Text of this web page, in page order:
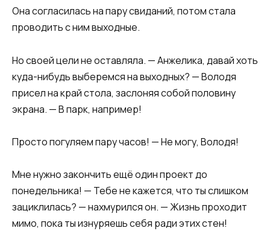
Она согласилась на пару свиданий, потом стала
проводить с ним выходные.
Но своей цели не оставляла. — Анжелика, давай хоть
куда-нибудь выберемся на выходных? — Володя
присел на край стола, заслоняя собой половину
экрана. — В парк, например!
Просто погуляем пару часов! — Не могу, Володя!
Мне нужно закончить ещё один проект до
понедельника! — Тебе не кажется, что ты слишком
зациклилась? — нахмурился он. — Жизнь проходит
мимо, пока ты изнуряешь себя ради этих стен!